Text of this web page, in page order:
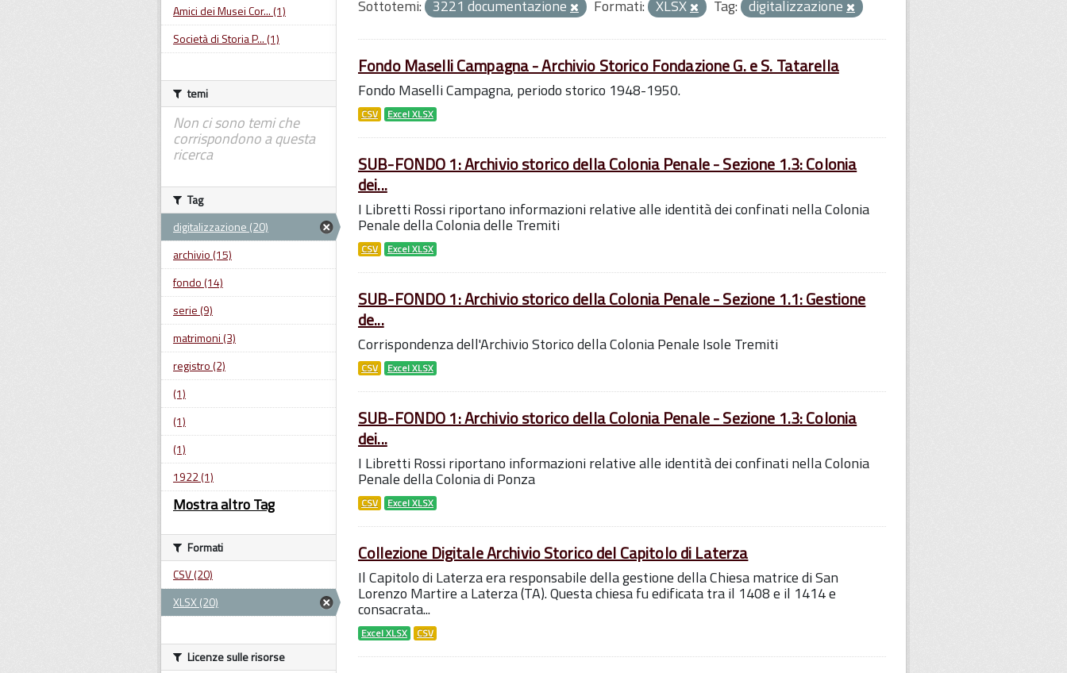
Sottotemi: 3221 documentazione Formati: XLSX Tag: digitalizzazione
Fondo Maselli Campagna - Archivio Storico Fondazione G. e S. Tatarella
Fondo Maselli Campagna, periodo storico 1948-1950.
CSV Excel XLSX
SUB-FONDO 1: Archivio storico della Colonia Penale - Sezione 1.3: Colonia
dei...
I Libretti Rossi riportano informazioni relative alle identità dei confinati nella Colonia
Penale della Colonia delle Tremiti
CSV Excel XLSX
SUB-FONDO 1: Archivio storico della Colonia Penale - Sezione 1.1: Gestione
de...
Corrispondenza dell'Archivio Storico della Colonia Penale Isole Tremiti
CSV Excel XLSX
SUB-FONDO 1: Archivio storico della Colonia Penale - Sezione 1.3: Colonia
dei...
I Libretti Rossi riportano informazioni relative alle identità dei confinati nella Colonia
Penale della Colonia di Ponza
CSV Excel XLSX
Collezione Digitale Archivio Storico del Capitolo di Laterza
Il Capitolo di Laterza era responsabile della gestione della Chiesa matrice di San
Lorenzo Martire a Laterza (TA). Questa chiesa fu edificata tra il 1408 e il 1414 e
consacrata...
Excel XLSX CSV
Amici dei Musei Cor... (1)
Società di Storia P... (1)
temi
Non ci sono temi che
corrispondono a questa
ricerca
Tag
digitalizzazione (20)
archivio (15)
fondo (14)
serie (9)
matrimoni (3)
registro (2)
(1)
(1)
(1)
1922 (1)
Mostra altro Tag
Formati
CSV (20)
XLSX (20)
Licenze sulle risorse